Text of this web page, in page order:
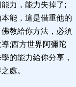
力，能力失掉了;
能，這是借重他的
教給你方法，必須
;西方世界阿彌陀
的能力給你分享，
處。